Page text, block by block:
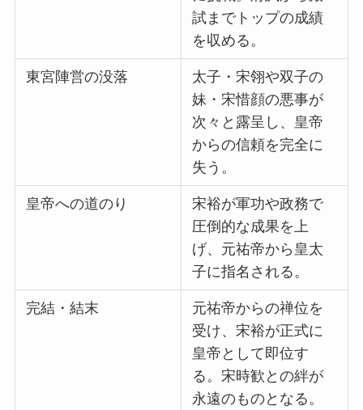
試までトップの成績
を収める。
東宮陣営の没落
太子・宋翎や双子の
妹・宋惜顔の悪事が
次々と露呈し、皇帝
からの信頼を完全に
失う。
皇帝への道のり
宋裕が軍功や政務で
圧倒的な成果を上
げ、元祐帝から皇太
子に指名される。
完結・結末
元祐帝からの禅位を
受け、宋裕が正式に
皇帝として即位す
る。宋時歓との絆が
永遠のものとなる。